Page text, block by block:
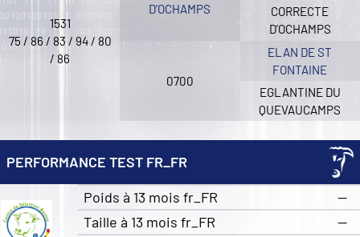
1531
75 / 86 / 83 / 94 / 80
/ 86
D’OCHAMPS
0700
CORRECTE
D’OCHAMPS
ELAN DE ST
FONTAINE
EGLANTINE DU
QUEVAUCAMPS
PERFORMANCE TEST FR_FR
Poids à 13 mois fr_FR
—
Taille à 13 mois fr_FR
—